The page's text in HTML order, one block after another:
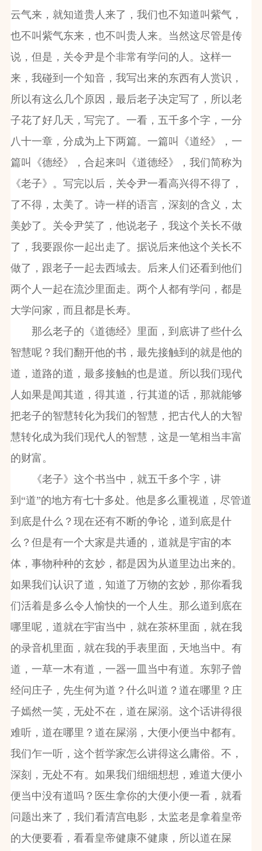
云气来，就知道贵人来了，我们也不知道叫紫气，
也不叫紫气东来，也不叫贵人来。当然这尽管是传
说，但是，关令尹是个非常有学问的人。这样一
来，我碰到一个知音，我写出来的东西有人赏识，
所以有这么几个原因，最后老子决定写了，所以老
子花了好几天，写完了。一看，五千多个字，一分
八十一章，分成为上下两篇。一篇叫《道经》，一
篇叫《德经》，合起来叫《道德经》，我们简称为
《老子》。写完以后，关令尹一看高兴得不得了，
了不得，太美了。诗一样的语言，深刻的含义，太
美妙了。关令尹笑了，他说老子，我这个关长不做
了，我要跟你一起出走了。据说后来他这个关长不
做了，跟老子一起去西域去。后来人们还看到他们
两个人一起在流沙里面走。两个人都有学问，都是
大学问家，而且都是长寿。
那么老子的《道德经》里面，到底讲了些什么
智慧呢？我们翻开他的书，最先接触到的就是他的
道，道路的道，最多接触的也是道。所以我们现代
人如果是闻其道，得其道，行其道的话，那就能够
把老子的智慧转化为我们的智慧，把古代人的大智
慧转化成为我们现代人的智慧，这是一笔相当丰富
的财富。
《老子》这个书当中，就五千多个字，讲
到“道”的地方有七十多处。他是多么重视道，尽管道
到底是什么？现在还有不断的争论，道到底是什
么？但是有一个大家是共通的，道就是宇宙的本
体，事物种种的玄妙，都是因为从道里边出来的。
如果我们认识了道，知道了万物的玄妙，那你看我
们活着是多么令人愉快的一个人生。那么道到底在
哪里呢，道就在宇宙当中，就在茶杯里面，就在我
的录音机里面，就在我的手表里面，天地当中。有
道，一草一木有道，一器一皿当中有道。东郭子曾
经问庄子，先生何为道？什么叫道？道在哪里？庄
子嫣然一笑，无处不在，道在屎溺。这个话讲得很
难听，道在哪里？道在屎溺，大便小便当中都有。
我们乍一听，这个哲学家怎么讲得这么庸俗。不，
深刻，无处不有。如果我们细细想想，难道大便小
便当中没有道吗？医生拿你的大便小便一看，就看
问题出来了，我们看清宫电影，太监老是拿着皇帝
的大便要看，看看皇帝健康不健康，所以道在屎